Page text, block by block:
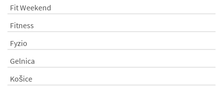
Fit Weekend
Fitness
Fyzio
Gelnica
Košice